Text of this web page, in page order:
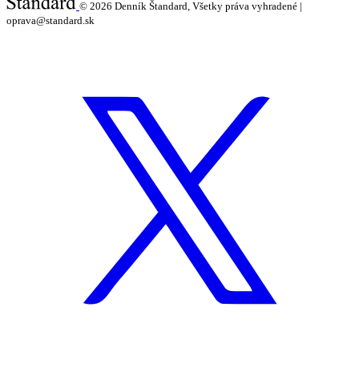
© 2026 Denník Štandard, Všetky práva vyhradené |
oprava@standard.sk